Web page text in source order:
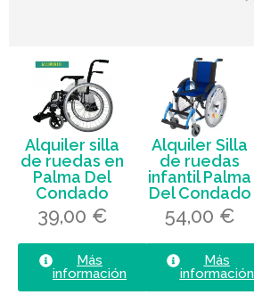
Alquiler silla
de ruedas en
Palma Del
Condado
39,00 €
Más
información
Alquiler Silla
de ruedas
infantil Palma
Del Condado
54,00 €
Más
información